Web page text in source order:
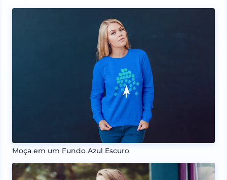
Moça em um Fundo Azul Escuro